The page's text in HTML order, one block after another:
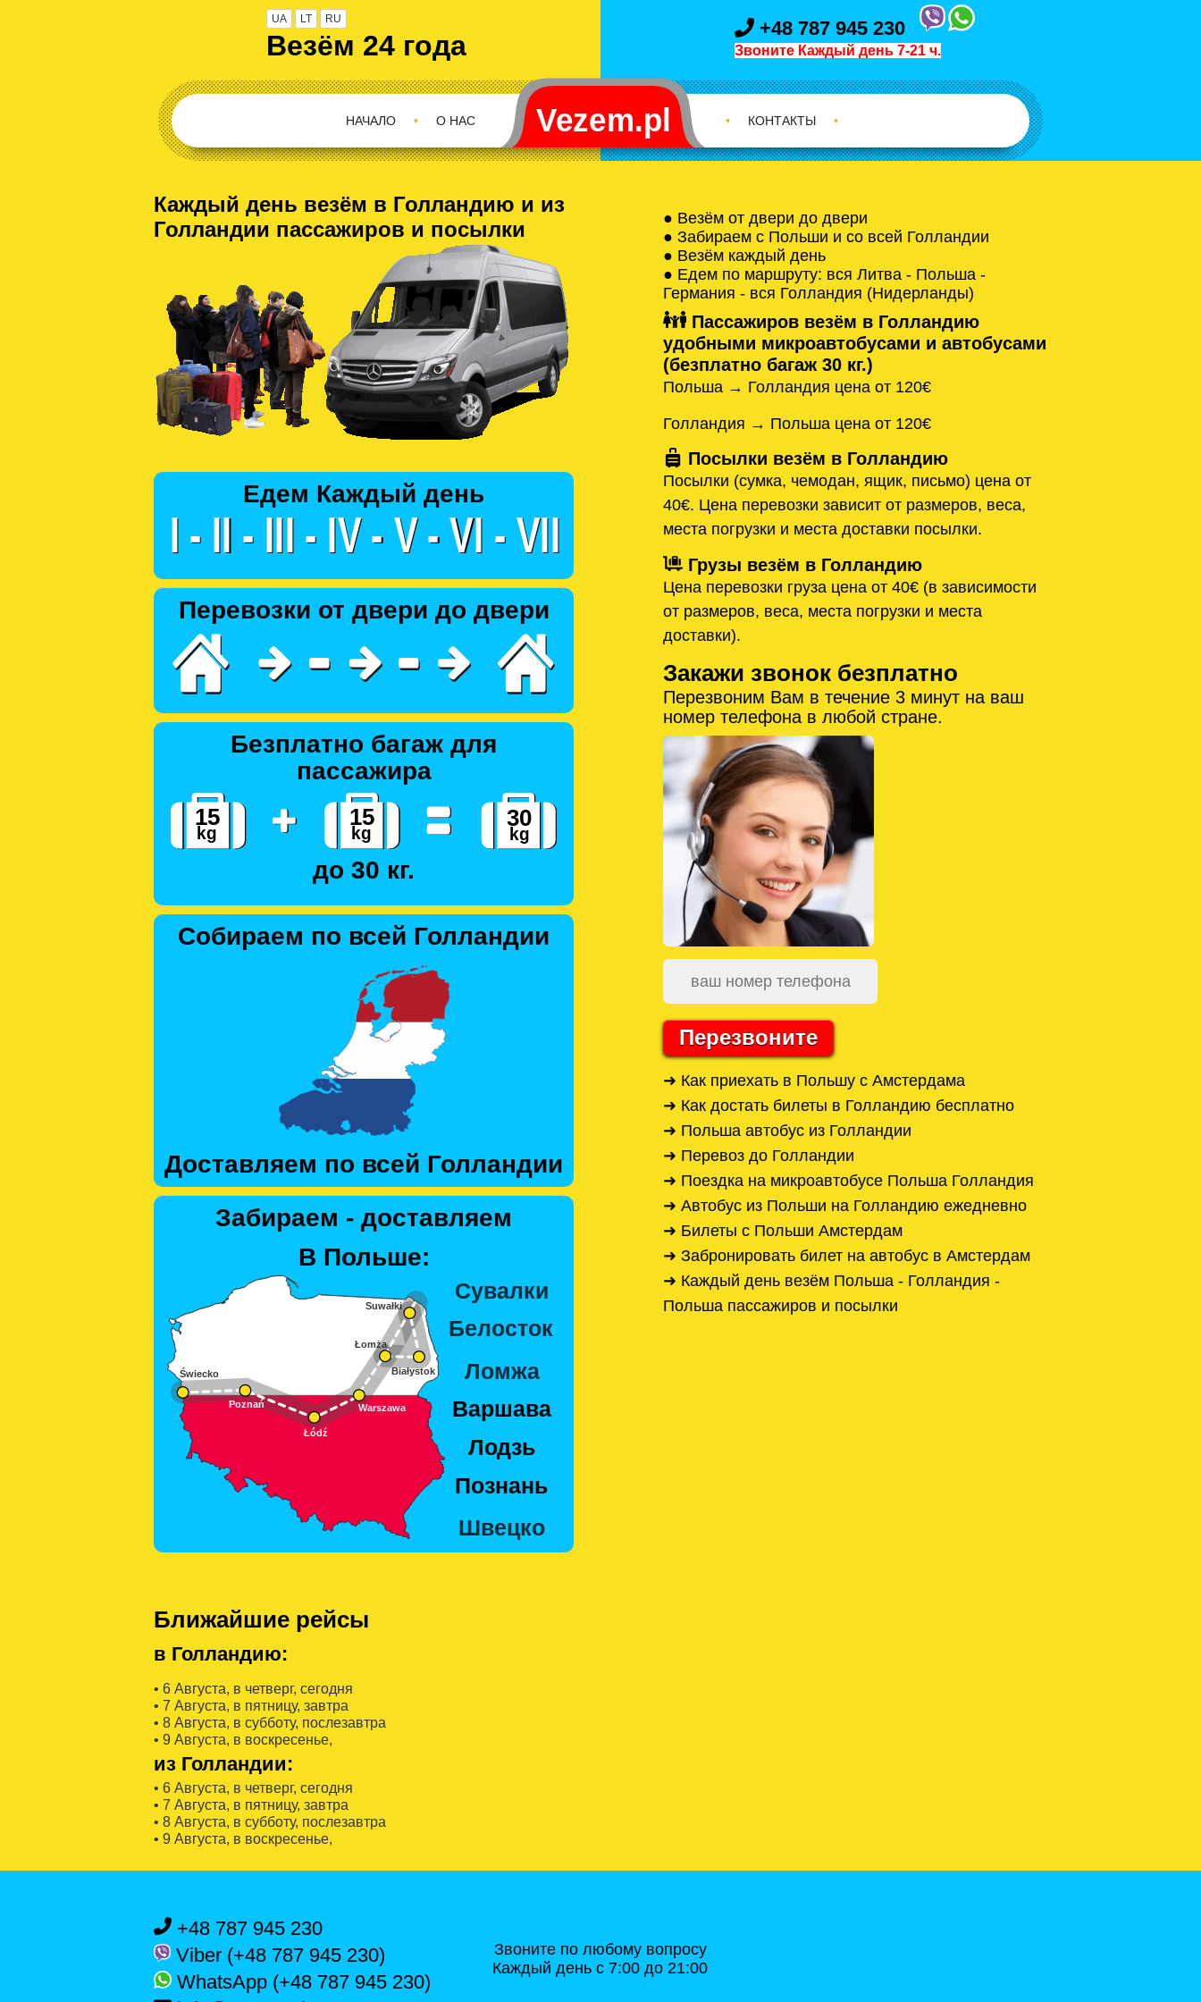
UA LT RU
Везём 24 года
+48 787 945 230
Звоните Каждый день 7-21 ч.
О НАС
•
НАЧАЛО • КОНТАКТЫ •
Каждый день везём в Голландию и из
Голландии пассажиров и посылки
Едем Каждый день
Перевозки от двери до двери
Безплатно багаж для
пассажира
до 30 кг.
Собираем по всей Голландии
Доставляем по всей Голландии
Забираем - доставляем
В Польше:
Ближайшие рейсы
в Голландию:
• 6 Августa, в четверг, сегодня
• 7 Августa, в пятницу, завтра
• 8 Августa, в субботу, послезавтра
• 9 Августa, в воскресенье,
из Голландии:
• 6 Августa, в четверг, сегодня
• 7 Августa, в пятницу, завтра
• 8 Августa, в субботу, послезавтра
• 9 Августa, в воскресенье,
● Везём от двери до двери
● Забираем с Польши и со всей Голландии
● Везём каждый день
● Едем по маршруту: вся Литва - Польша -
Германия - вся Голландия (Нидерланды)
Пассажиров везём в Голландию
удобными микроавтобусами и автобусами
(безплатно багаж 30 кг.)
Польша → Голландия цена от 120€
Голландия → Польша цена от 120€
Посылки везём в Голландию
Посылки (сумка, чемодан, ящик, письмо) цена от
40€. Цена перевозки зависит от размеров, веса,
места погрузки и места доставки посылки.
Грузы везём в Голландию
Цена перевозки груза цена от 40€ (в зависимости
от размеров, веса, места погрузки и места
доставки).
Закажи звонок безплатно
Перезвоним Вам в течение 3 минут на ваш
номер телефона в любой стране.
Перезвоните
➜ Как приехать в Польшу с Амстердама
➜ Как достать билеты в Голландию бесплатно
➜ Польша автобус из Голландии
➜ Перевоз до Голландии
➜ Поездка на микроавтобусе Польша Голландия
➜ Автобус из Польши на Голландию ежедневно
➜ Билеты с Польши Амстердам
➜ Забронировать билет на автобус в Амстердам
➜ Каждый день везём Польша - Голландия -
Польша пассажиров и посылки
+48 787 945 230
Viber (+48 787 945 230)
WhatsApp (+48 787 945 230)
Звоните по любому вопросу
Каждый день с 7:00 до 21:00